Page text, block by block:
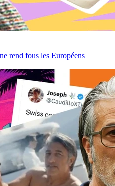
rend fous les Européens